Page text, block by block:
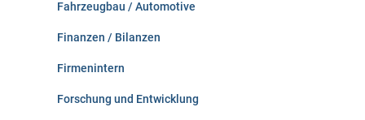
Fahrzeugbau / Automotive
Finanzen / Bilanzen
Firmenintern
Forschung und Entwicklung